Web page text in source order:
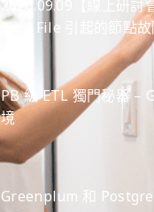
2026.09.09【線上研討
Spill File 引起的節點故
PB 級 ETL 獨門秘器 –
境
Greenplum 和